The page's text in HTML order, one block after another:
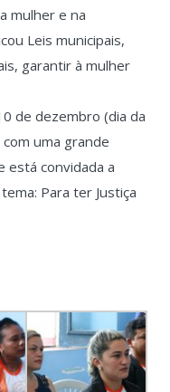
mulher e na
Leis municipais,
garantir à mulher
de dezembro (dia da
uma grande
está convidada a
Para ter Justiça